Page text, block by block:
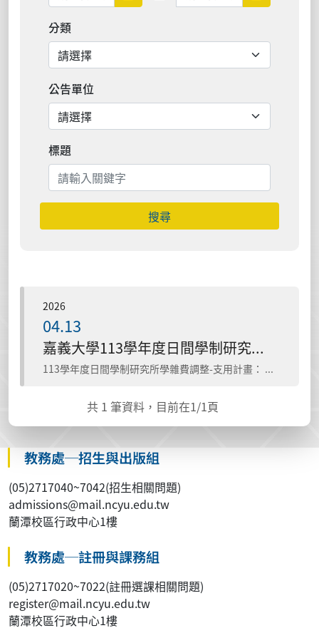
分類
公告單位
標題
搜尋
2026
04.13
嘉義大學113學年度日間學制研究所學雜費調整支用計畫執行成果報告書
113學年度日間學制研究所學雜費調整-支用計畫： (一)補助弱勢學生(10%) (二)學生諮商輔導(10%) (三)增加圖書資源(10%) (四)補助國際交流活動(15%) (五)改善院系...
共 1 筆資料，目前在1/1頁
教務處─招生與出版組
(05)2717040~7042(招生相關問題)
admissions@mail.ncyu.edu.tw
蘭潭校區行政中心1樓
教務處─註冊與課務組
(05)2717020~7022(註冊選課相關問題)
register@mail.ncyu.edu.tw
蘭潭校區行政中心1樓